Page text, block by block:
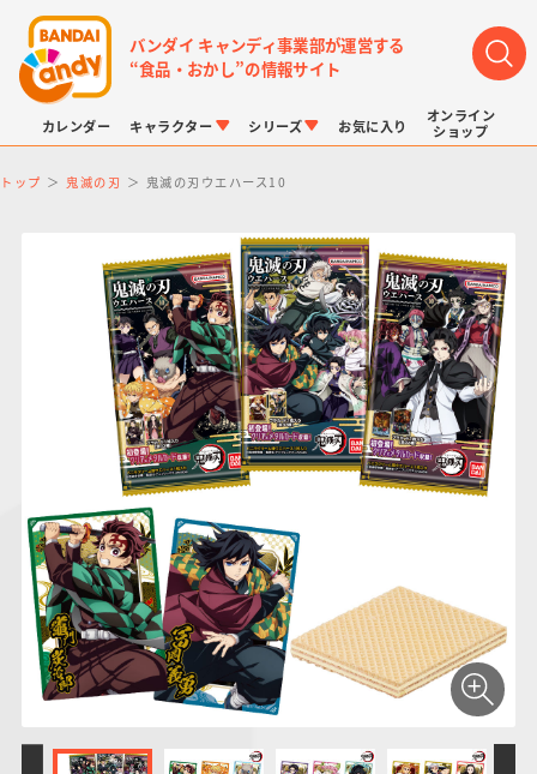
バンダイ キャンディ事業部が運営する
“食品・おかし”の情報サイト
カレンダー キャラクター
LINK TRAVELERS
仮面ライダーシリー
ズ
プリキュアシリーズ
ガンダムシリーズ
ドラゴンボール
シリーズ
チョコボックス
キャラパキ
チョコサプ
にふぉるめーしょん
＆スクエアシール
ポケモンキッズ
お気に入り
オンライン
ショップ
トップ 鬼滅の刃 鬼滅の刃ウエハース10